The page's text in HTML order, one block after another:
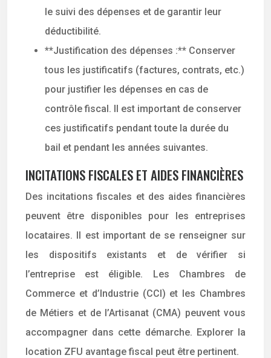
le suivi des dépenses et de garantir leur
déductibilité.
**Justification des dépenses :** Conserver
tous les justificatifs (factures, contrats, etc.)
pour justifier les dépenses en cas de
contrôle fiscal. Il est important de conserver
ces justificatifs pendant toute la durée du
bail et pendant les années suivantes.
INCITATIONS FISCALES ET AIDES FINANCIÈRES
Des incitations fiscales et des aides financières
peuvent être disponibles pour les entreprises
locataires. Il est important de se renseigner sur
les dispositifs existants et de vérifier si
l’entreprise est éligible. Les Chambres de
Commerce et d’Industrie (CCI) et les Chambres
de Métiers et de l’Artisanat (CMA) peuvent vous
accompagner dans cette démarche. Explorer la
location ZFU avantage fiscal peut être pertinent.